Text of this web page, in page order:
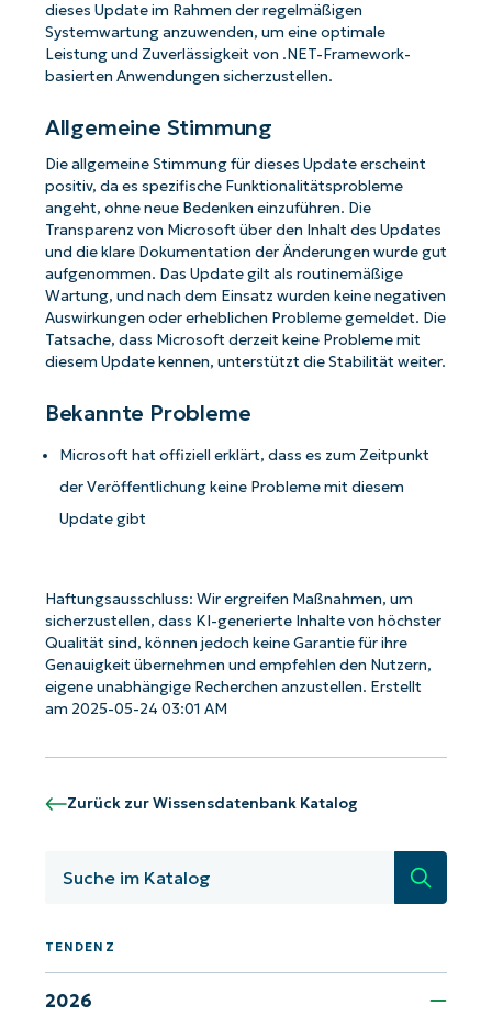
dieses Update im Rahmen der regelmäßigen
Systemwartung anzuwenden, um eine optimale
Leistung und Zuverlässigkeit von .NET-Framework-
basierten Anwendungen sicherzustellen.
Allgemeine Stimmung
Die allgemeine Stimmung für dieses Update erscheint
positiv, da es spezifische Funktionalitätsprobleme
angeht, ohne neue Bedenken einzuführen. Die
Transparenz von Microsoft über den Inhalt des Updates
und die klare Dokumentation der Änderungen wurde gut
aufgenommen. Das Update gilt als routinemäßige
Wartung, und nach dem Einsatz wurden keine negativen
Auswirkungen oder erheblichen Probleme gemeldet. Die
Tatsache, dass Microsoft derzeit keine Probleme mit
diesem Update kennen, unterstützt die Stabilität weiter.
Bekannte Probleme
Microsoft hat offiziell erklärt, dass es zum Zeitpunkt
der Veröffentlichung keine Probleme mit diesem
Update gibt
Haftungsausschluss: Wir ergreifen Maßnahmen, um
sicherzustellen, dass KI-generierte Inhalte von höchster
Qualität sind, können jedoch keine Garantie für ihre
Genauigkeit übernehmen und empfehlen den Nutzern,
eigene unabhängige Recherchen anzustellen. Erstellt
am 2025-05-24 03:01 AM
Zurück zur Wissensdatenbank Katalog
Suche
TENDENZ
2026
First